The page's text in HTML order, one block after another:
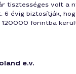
tisztességes volt a
6 évig biztosítják,
120000 forintba
e.v.